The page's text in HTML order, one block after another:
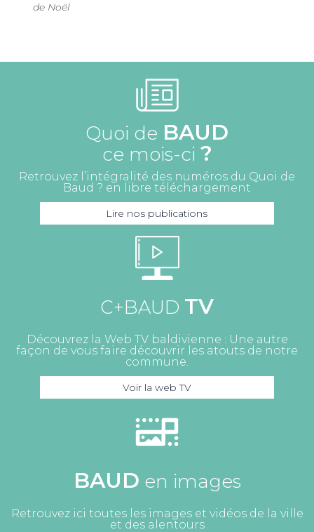
de Noël
Quoi de BAUD
ce mois-ci ?
Retrouvez l’intégralité des numéros du Quoi de
Baud ? en libre téléchargement
Lire nos publications
C+BAUD TV
Découvrez la Web TV baldivienne : Une autre
façon de vous faire découvrir les atouts de notre
commune.
Voir la web TV
BAUD en images
Retrouvez ici toutes les images et vidéos de la ville
et des alentours